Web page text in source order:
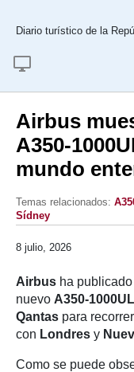
Diario turístico de la
Airbus
A350-
mundo
Temas relacionados:
Sídney
8 julio, 2026
Airbus ha
nuevo A350-
Qantas para
con Londres y
Como se puede